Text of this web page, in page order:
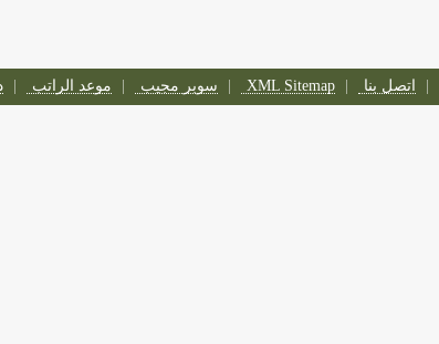
اتصل بنا XML Sitemap سوبر مجيب موعد الراتب